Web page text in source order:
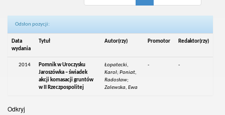
Odsłon pozycji:
Data
wydania
Tytuł Autor(rzy) Promotor Redaktor(rzy)
2014
Pomnik w Uroczysku
Jaroszówka – świadek
akcji komasacji gruntów
w II Rzeczpospolitej
Łopatecki,
Karol; Poniat,
Radosław;
Zalewska, Ewa
- -
Odkryj